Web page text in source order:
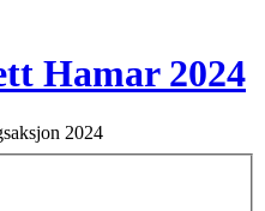
Hamar 2024
2024